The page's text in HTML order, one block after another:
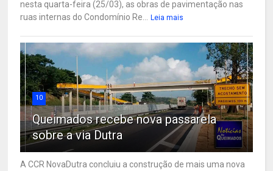
nesta quarta-feira (25/03), as obras de pavimentação nas
ruas internas do Condomínio Re...
Leia mais
10
Queimados recebe nova passarela
sobre a via Dutra
A CCR NovaDutra concluiu a construção de mais uma nova